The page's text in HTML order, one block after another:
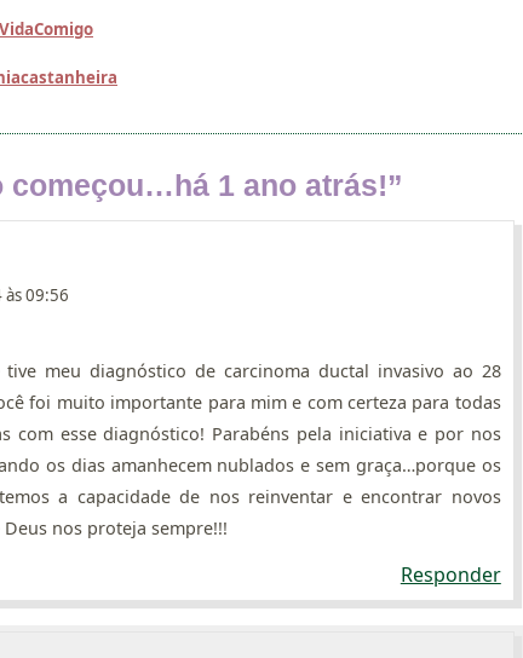
começou…há 1 ano atrás!”
09:56
meu diagnóstico de carcinoma ductal invasivo ao 28
foi muito importante para mim e com certeza para todas
com esse diagnóstico! Parabéns pela iniciativa e por nos
os dias amanhecem nublados e sem graça…porque os
a capacidade de nos reinventar e encontrar novos
nos proteja sempre!!!
Responder